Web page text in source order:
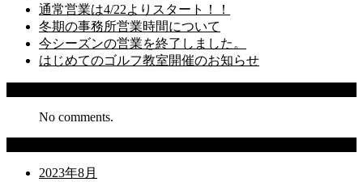
通常営業は4/22よりスタート！！
冬期の事務所営業時間について
今シーズンの営業を終了しました。
はじめてのゴルフ教室開催のお知らせ
No comments.
2023年8月